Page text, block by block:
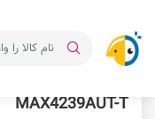
MAX4239AUT-T